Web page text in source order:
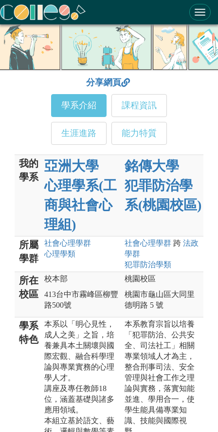
ColleGo! 大學選才與高中育才輔助系統
分享網頁
學系介紹 課程資訊
生涯進路 能力特質
我的
學系
亞洲大學
心理學系(工
商與社會心
理組)
銘傳大學
犯罪防治學
系(桃園校區)
所屬
學群
社會心理學群
心理學類
社會心理學群 跨 法政
學群
犯罪防治學類
所在
校區
校本部
413台中市霧峰區柳豐
路500號
桃園校區
桃園市龜山區大同里
德明路 5 號
學系
特色
本系以「明心見性，
成人之美」之旨，培
養兼具本土關壞與國
際宏觀、融合科學理
論與專業實務的心理
學人才。
講座及專任教師18
位，涵蓋基礎與諸多
應用領域。
本組立基於語文、藝
本系教育宗旨以培養
「犯罪防治、公共安
全、司法社工」相關
專業領域人才為主，
整合刑事司法、安全
管理與社會工作之理
論與實務，落實知能
並進、學用合一，使
學生能具備專業知
識、技能與國際視